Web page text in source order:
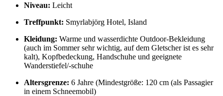
Niveau: Leicht
Treffpunkt: Smyrlabjörg Hotel, Island
Kleidung: Warme und wasserdichte Outdoor-Bekleidung
(auch im Sommer sehr wichtig, auf dem Gletscher ist es sehr
kalt), Kopfbedeckung, Handschuhe und geeignete
Wanderstiefel/-schuhe
Altersgrenze: 6 Jahre (Mindestgröße: 120 cm (als Passagier
in einem Schneemobil)